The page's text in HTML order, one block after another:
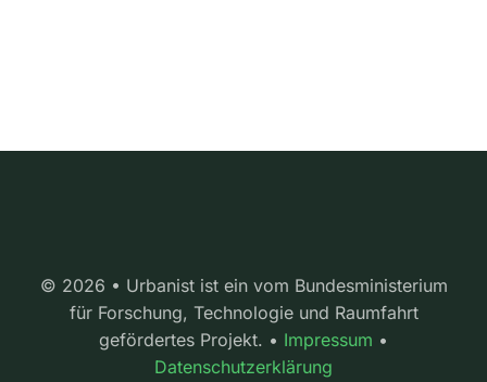
© 2026 • Urbanist ist ein vom Bundesministerium
für Forschung, Technologie und Raumfahrt
gefördertes Projekt. • Impressum •
Datenschutzerklärung